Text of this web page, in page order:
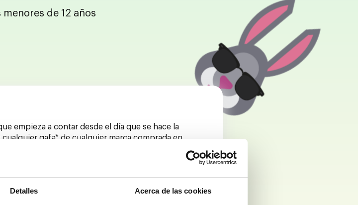
Detalles Acerca de las cookies
menores de 12 años
empieza a contar desde el día que se hace la
gafa* de cualquier marca comprada en
condiciones del seguro son las mismas que para gafas